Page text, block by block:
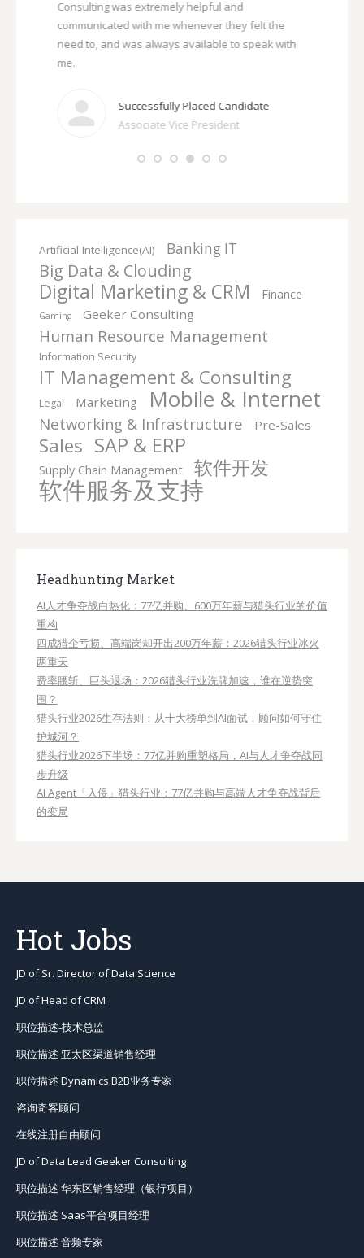
Consulting was extremely helpful and
communicated with me whenever they felt the
need to, and was always available to speak with
me.
Successfully Placed Candidate
Associate Vice President
Artificial Intelligence(AI) Banking IT
Big Data & Clouding
Digital Marketing & CRM Finance
Gaming Geeker Consulting
Human Resource Management
Information Security
IT Management & Consulting
Legal Marketing Mobile & Internet
Networking & Infrastructure Pre-Sales
Sales SAP & ERP
Supply Chain Management 软件开发
软件服务及支持
Headhunting Market
AI人才争夺战白热化：77亿并购、600万年薪与猎头行业的价值
重构
四成猎企亏损、高端岗却开出200万年薪：2026猎头行业冰火
两重天
费率腰斩、巨头退场：2026猎头行业洗牌加速，谁在逆势突
围？
猎头行业2026生存法则：从十大榜单到AI面试，顾问如何守住
护城河？
猎头行业2026下半场：77亿并购重塑格局，AI与人才争夺战同
步升级
AI Agent「入侵」猎头行业：77亿并购与高端人才争夺战背后
的变局
Hot Jobs
JD of Sr. Director of Data Science
JD of Head of CRM
职位描述-技术总监
职位描述 亚太区渠道销售经理
职位描述 Dynamics B2B业务专家
咨询奇客顾问
在线注册自由顾问
JD of Data Lead Geeker Consulting
职位描述 华东区销售经理（银行项目）
职位描述 Saas平台项目经理
职位描述 音频专家